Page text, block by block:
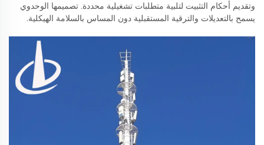
وتقديم أحكام التثبيت لتلبية متطلبات تشغيلية محددة. تصميمها الوحدوي
يسمح بالتعديلات والترقية المستقبلية دون المساس بالسلامة الهيكلية.